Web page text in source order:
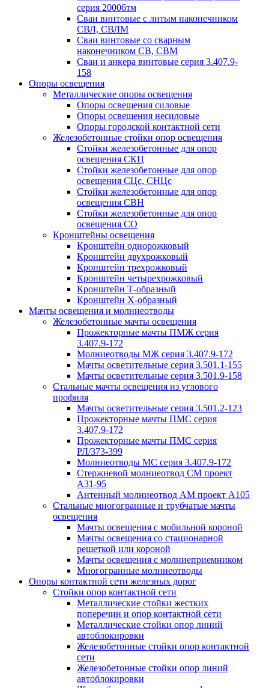
серия 20006тм
Сваи винтовые с литым наконечником
СВЛ, СВЛМ
Сваи винтовые со сварным
наконечником СВ, СВМ
Сваи и анкера винтовые серия 3.407.9-
158
Опоры освещения
Металлические опоры освещения
Опоры освещения силовые
Опоры освещения несиловые
Опоры городской контактной сети
Железобетонные стойки опор освещения
Стойки железобетонные для опор
освещения СКЦ
Стойки железобетонные для опор
освещения СЦс, СНЦс
Стойки железобетонные для опор
освещения СВН
Стойки железобетонные для опор
освещения СО
Кронштейны освещения
Кронштейн однорожковый
Кронштейн двухрожковый
Кронштейн трехрожковый
Кронштейн четырехрожковый
Кронштейн Т-образный
Кронштейн Х-образный
Мачты освещения и молниеотводы
Железобетонные мачты освещения
Прожекторные мачты ПМЖ серия
3.407.9-172
Молниеотводы МЖ серия 3.407.9-172
Мачты осветительные серия 3.501.1-155
Мачты осветительные серия 3.501.9-158
Стальные мачты освещения из углового
профиля
Мачты осветительные серия 3.501.2-123
Прожекторные мачты ПМС серия
3.407.9-172
Прожекторные мачты ПМС серия
РЛ/373-399
Молниеотводы МС серия 3.407.9-172
Стержневой молниеотвод СМ проект
А31-95
Антенный молниеотвод АМ проект А105
Стальные многогранные и трубчатые мачты
освещения
Мачты освещения с мобильной короной
Мачты освещения со стационарной
решеткой или короной
Мачты освещения с молниеприемником
Многогранные молниеотводы
Опоры контактной сети железных дорог
Стойки опор контактной сети
Металлические стойки жестких
поперечин и опор контактной сети
Металлические стойки опор линий
автоблокировки
Железобетонные стойки опор контактной
сети
Железобетонные стойки опор линий
автоблокировки